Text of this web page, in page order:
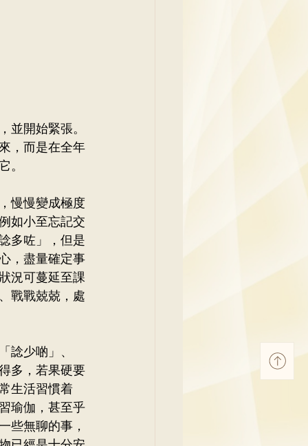
並開始緊張。
，而是在全年
。
慢慢變成極度
如小至忘記交
多咗」，但是
，盡量確定事
況可蔓延至課
戰戰兢兢，處
諗少啲」、
多，若果硬要
生活習慣着
瑜伽，甚至乎
些無聊的事，